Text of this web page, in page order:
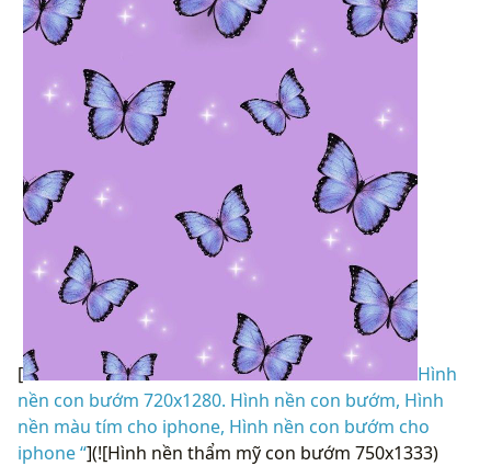
[
Hình
nền con bướm 720x1280. Hình nền con bướm, Hình
nền màu tím cho iphone, Hình nền con bướm cho
iphone “](![Hình nền thẩm mỹ con bướm 750x1333)